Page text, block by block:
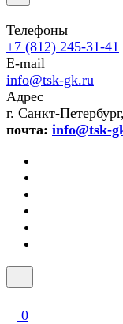
Телефоны
+7 (812) 245-31-41
E-mail
info@tsk-gk.ru
Адрес
г. Санкт-
почта: info@tsk-
0